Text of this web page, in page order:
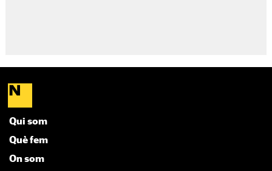
Qui som
Què fem
On som